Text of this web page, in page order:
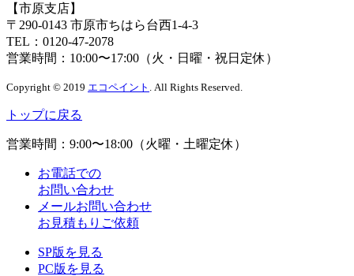
【市原支店】
〒290-0143 市原市ちはら台西1-4-3
TEL： 0120-47-2078
営業時間： 10:00〜17:00（火・日曜・祝日定休）
Copyright © 2019 エコペイント . All Rights Reserved.
トップに戻る
営業時間： 9:00〜18:00（火曜・土曜定休）
お電話での
お問い合わせ
メールお問い合わせ
お見積もりご依頼
SP版を見る
PC版を見る